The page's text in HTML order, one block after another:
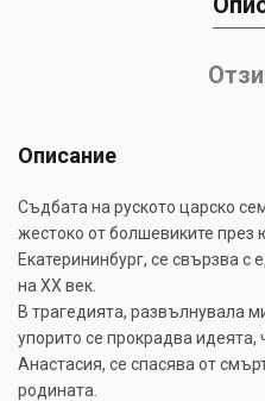
Описание
Съдбата на руското царско
жестоко от болшевиките през
Екатерининбург, се свързва
на XX век.
В трагедията, развълнувала
упорито се прокрадва
Анастасия, се спасява от
родината.